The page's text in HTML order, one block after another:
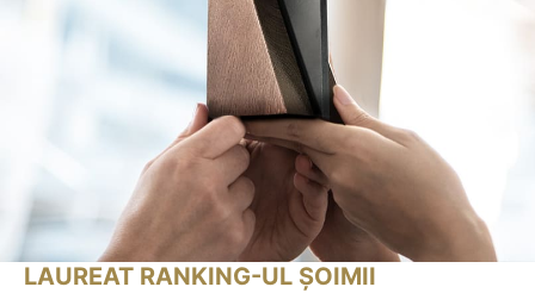
LAUREAT RANKING-UL ȘOIMII